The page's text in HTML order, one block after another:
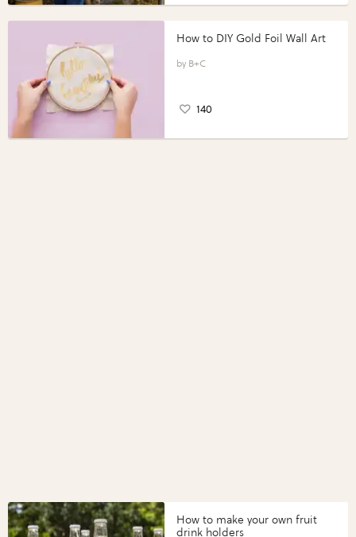
How to DIY Gold Foil Wall Art
B+C
140
How to make your own fruit
drink holders